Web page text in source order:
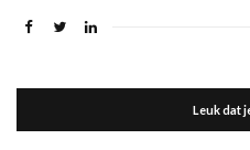
Leuk dat